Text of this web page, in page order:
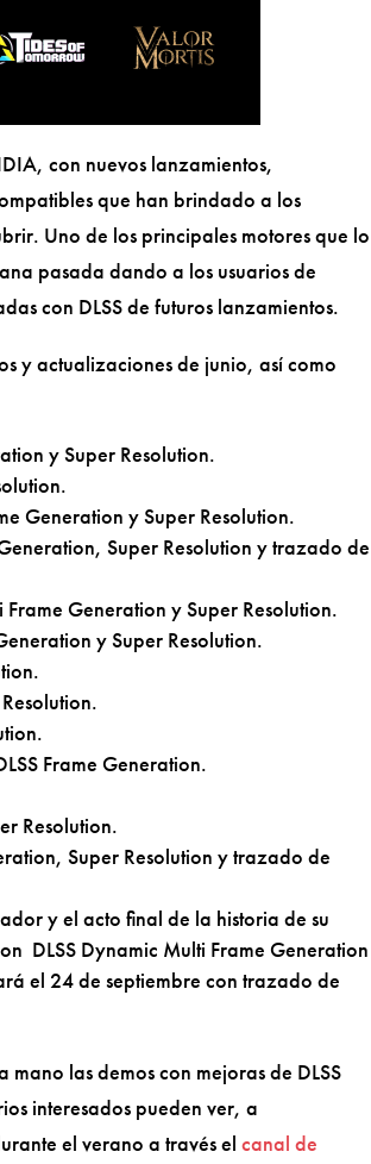
con nuevos lanzamientos,
que han brindado a los
Uno de los principales motores que lo
pasada dando a los usuarios de
con DLSS de futuros lanzamientos.
y actualizaciones de junio, así como
y Super Resolution.
Generation y Super Resolution.
Super Resolution y trazado de
Generation y Super Resolution.
y Super Resolution.
Frame Generation.
Resolution.
Super Resolution y trazado de
y el acto final de la historia de su
DLSS Dynamic Multi Frame Generation
el 24 de septiembre con trazado de
las demos con mejoras de DLSS
interesados pueden ver, a
el verano a través elcanal de